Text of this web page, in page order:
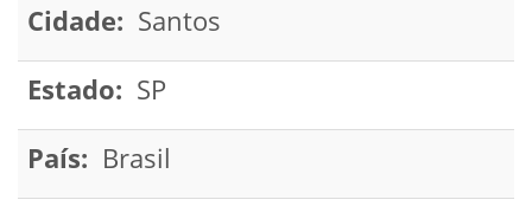
Cidade: Santos
Estado: SP
País: Brasil